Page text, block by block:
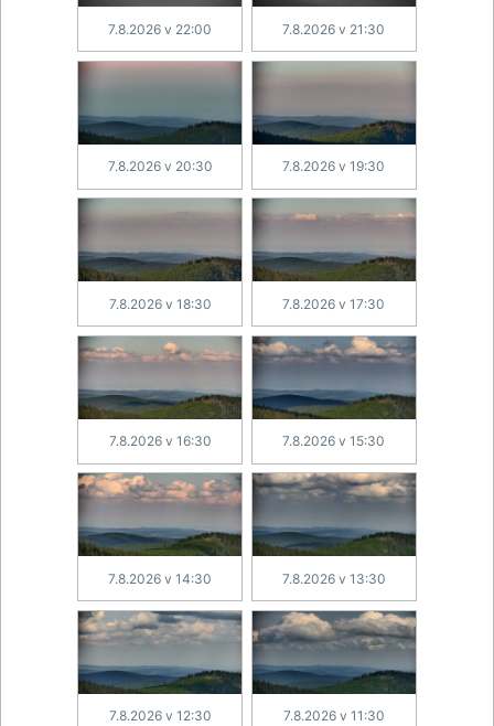
7.8.2026 v 22:00 7.8.2026 v 21:30
7.8.2026 v 20:30 7.8.2026 v 19:30
7.8.2026 v 18:30 7.8.2026 v 17:30
7.8.2026 v 16:30 7.8.2026 v 15:30
7.8.2026 v 14:30 7.8.2026 v 13:30
7.8.2026 v 12:30 7.8.2026 v 11:30